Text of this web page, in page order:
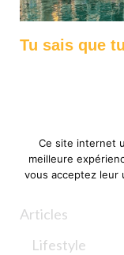
Tu sais que
CATÉGORIES
Articles
Lifestyle
Ce site internet
meilleure
vous acceptez leur